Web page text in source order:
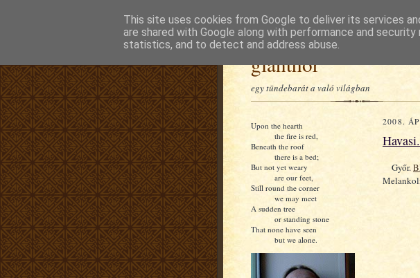
glanthor
egy tündebarát a való világban
Upon the hearth
the fire is red,
Beneath the roof
there is a bed;
But not yet weary
are our feet,
Still round the corner
we may meet
A sudden tree
or standing stone
That none have seen
but we alone.
2008.
Győr.
This site uses cookies from Google to deliver its services
are shared with Google along with performance and
statistics, and to detect and address abuse.